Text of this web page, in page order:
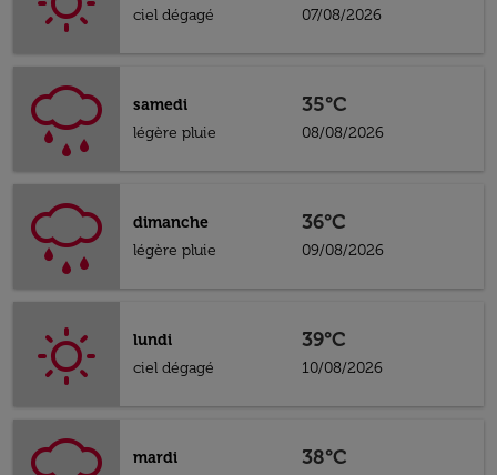
ciel dégagé
07/08/2026
samedi
légère pluie
35°C
08/08/2026
dimanche
légère pluie
36°C
09/08/2026
lundi
ciel dégagé
39°C
10/08/2026
mardi
38°C